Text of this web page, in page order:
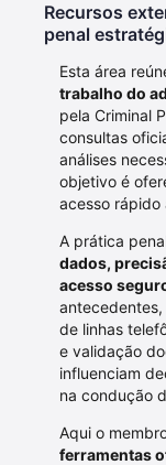
Recursos
penal
Esta área
trabalho do
pela Criminal
consultas
análises
objetivo é
acesso rápido
A prática
dados,
acesso
de linhas
e validação
influenciam
na condução
Aqui o
ferramentas